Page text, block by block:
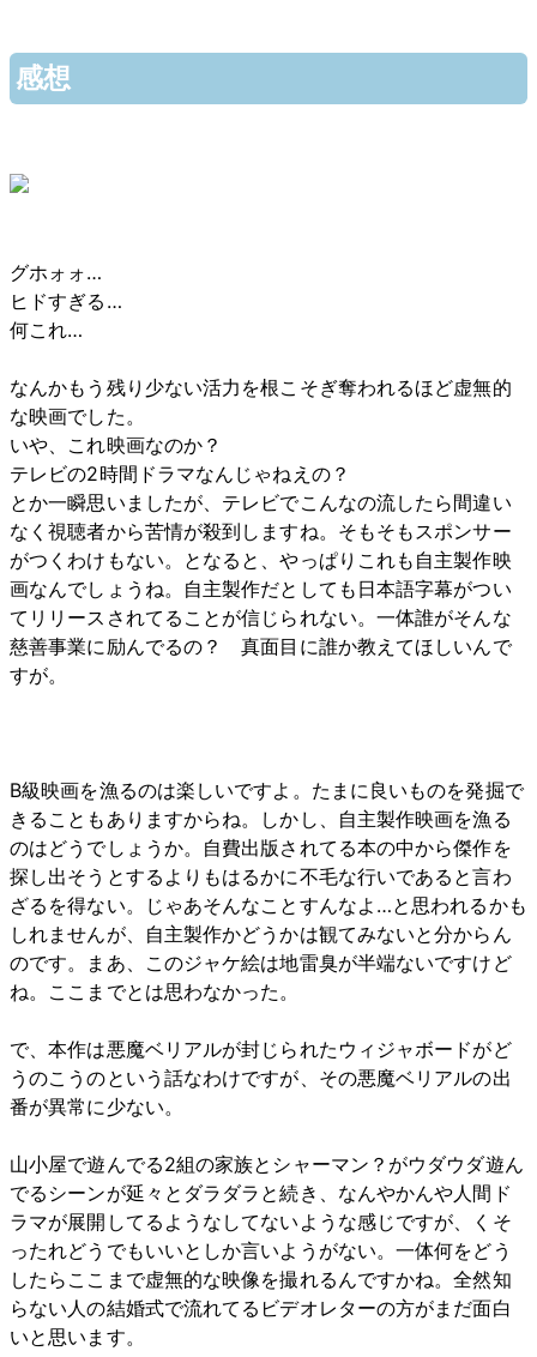
感想
グホォォ…
ヒドすぎる…
何これ…
なんかもう残り少ない活力を根こそぎ奪われるほど虚無的
な映画でした。
いや、これ映画なのか？
テレビの2時間ドラマなんじゃねえの？
とか一瞬思いましたが、テレビでこんなの流したら間違い
なく視聴者から苦情が殺到しますね。そもそもスポンサー
がつくわけもない。となると、やっぱりこれも自主製作映
画なんでしょうね。自主製作だとしても日本語字幕がつい
てリリースされてることが信じられない。一体誰がそんな
慈善事業に励んでるの？ 真面目に誰か教えてほしいんで
すが。
B級映画を漁るのは楽しいですよ。たまに良いものを発掘で
きることもありますからね。しかし、自主製作映画を漁る
のはどうでしょうか。自費出版されてる本の中から傑作を
探し出そうとするよりもはるかに不毛な行いであると言わ
ざるを得ない。じゃあそんなことすんなよ…と思われるかも
しれませんが、自主製作かどうかは観てみないと分からん
のです。まあ、このジャケ絵は地雷臭が半端ないですけど
ね。ここまでとは思わなかった。
で、本作は悪魔ベリアルが封じられたウィジャボードがど
うのこうのという話なわけですが、その悪魔ベリアルの出
番が異常に少ない。
山小屋で遊んでる2組の家族とシャーマン？がウダウダ遊ん
でるシーンが延々とダラダラと続き、なんやかんや人間ド
ラマが展開してるようなしてないような感じですが、くそ
ったれどうでもいいとしか言いようがない。一体何をどう
したらここまで虚無的な映像を撮れるんですかね。全然知
らない人の結婚式で流れてるビデオレターの方がまだ面白
いと思います。